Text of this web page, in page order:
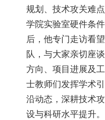
规划、技术攻关难
学院实验室硬件条
后，他专门走访看
队，与大家亲切座
方向、项目进展及
士教师们发挥学术
沿动态，深耕技术
设与科研水平提升。